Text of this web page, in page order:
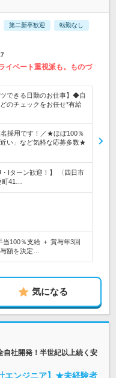
第二新卒歓迎 転勤なし
イベート重視派も。ものづ
できる日勤のお仕事】◆自
のチェックをお任せ*有給
採用です！／★ほぼ100％
い」など気軽な応募多数★
Iターン歓迎！】 〈四日市
41…
当100％支給 ＋ 賞与年3回
額を決定…
気になる
自社開発！半世紀以上続く安
エンジニア】★未経験者